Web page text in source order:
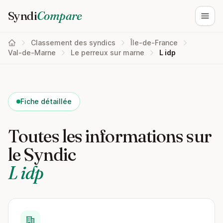
SyndiCompare
Classement des syndics
Île-de-France
Val-de-Marne
Le perreux sur marne L idp
Fiche détaillée
Toutes les informations sur
le Syndic
L idp